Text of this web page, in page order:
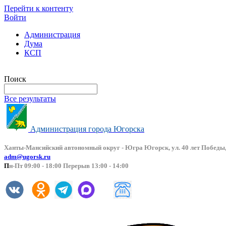
Перейти к контенту
Войти
Администрация
Дума
КСП
Поиск
Все результаты
Администрация города Югорска
Ханты-Мансийский автономный округ - Югра Югорск, ул. 40 лет
adm@ugorsk.ru
Пн-Пт 09:00 - 18:00 Перерыв 13:00 - 14:00